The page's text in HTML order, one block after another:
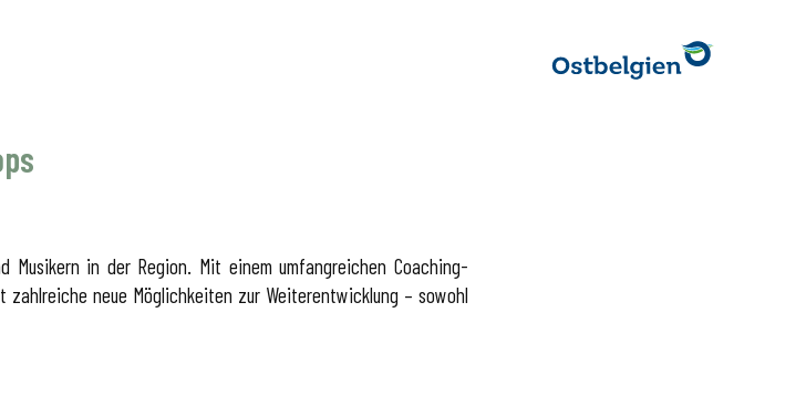
Musikern in der Region. Mit einem umfangreichen Coaching-
neue Möglichkeiten zur Weiterentwicklung – sowohl